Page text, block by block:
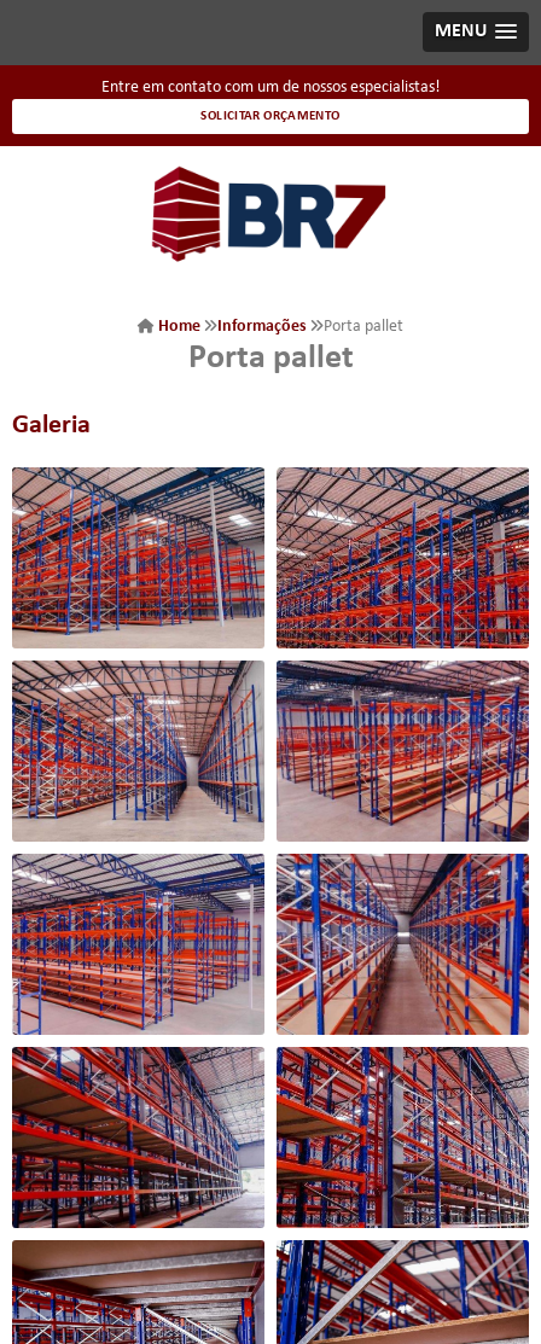
MENU
Entre em contato com um de nossos especialistas!
SOLICITAR ORÇAMENTO
Home Informações Porta pallet
Porta pallet
Galeria